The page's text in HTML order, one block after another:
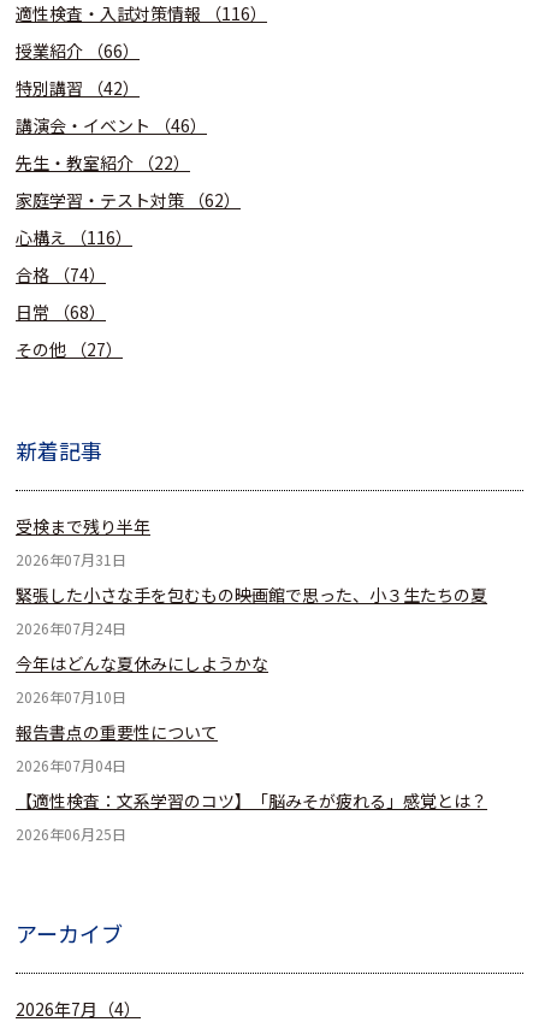
適性検査・入試対策情報
（116）
授業紹介
（66）
特別講習
（42）
講演会・イベント
（46）
先生・教室紹介
（22）
家庭学習・テスト対策
（62）
心構え
（116）
合格
（74）
日常
（68）
その他
（27）
新着記事
受検まで残り半年
2026年07月31日
緊張した小さな手を包むもの――映画館で思った、小３生たちの夏
2026年07月24日
今年はどんな夏休みにしようかな
2026年07月10日
報告書点の重要性について
2026年07月04日
【適性検査：文系学習のコツ】「脳みそが疲れる」感覚とは？
2026年06月25日
アーカイブ
2026年7月（4）